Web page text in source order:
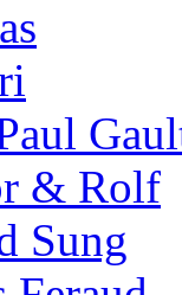
& Rolf
Sung